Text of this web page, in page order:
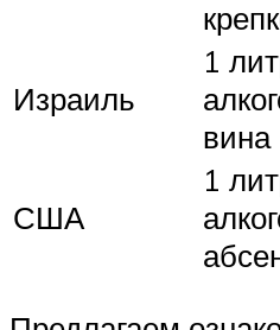
Израиль
1
вина
США
1